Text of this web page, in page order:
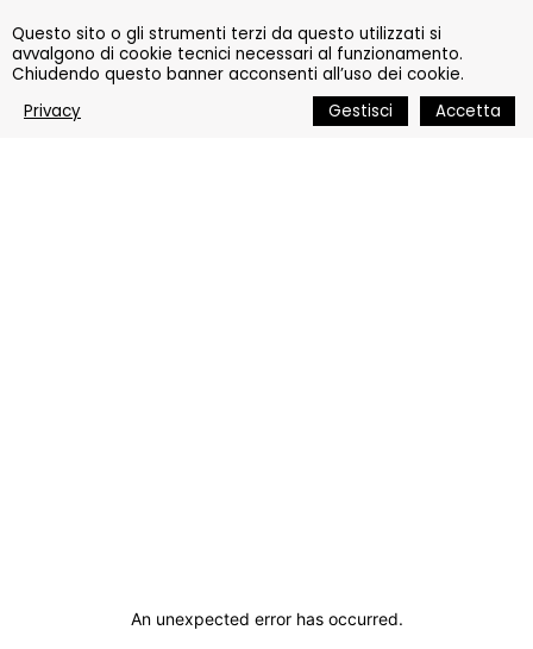
Questo sito o gli strumenti terzi da questo utilizzati si
avvalgono di cookie tecnici necessari al funzionamento.
Chiudendo questo banner acconsenti all’uso dei cookie.
Privacy
Gestisci Accetta
An unexpected error has occurred.